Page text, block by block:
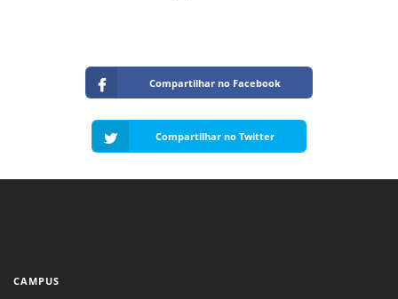
Compartilhar no Facebook
Compartilhar no Twitter
CAMPUS